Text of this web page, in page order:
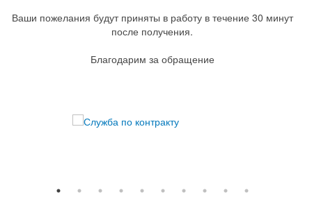
Ваши пожелания будут приняты в работу в течение 30 минут
после получения.
Благодарим за обращение